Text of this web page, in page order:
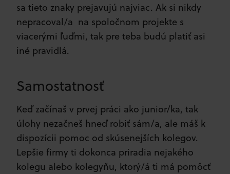
sa tieto znaky prejavujú najviac. Ak si nikdy
nepracoval/a na spoločnom projekte s
viacerými ľuďmi, tak pre teba budú platiť asi
iné pravidlá.
Samostatnosť
Keď začínaš v prvej práci ako junior/ka, tak
úlohy nezačneš hneď robiť sám/a, ale máš k
dispozícii pomoc od skúsenejších kolegov.
Lepšie firmy ti dokonca priradia nejakého
kolegu alebo kolegyňu, ktorý/á ti má pomôcť